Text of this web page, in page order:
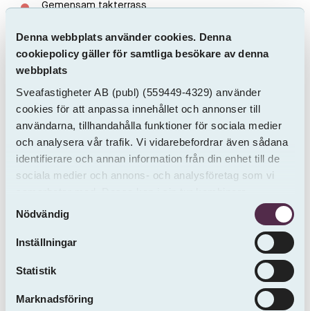
Denna webbplats använder cookies. Denna
cookiepolicy gäller för samtliga besökare av denna
webbplats
Sveafastigheter AB (publ) (559449-4329) använder
cookies för att anpassa innehållet och annonser till
användarna, tillhandahålla funktioner för sociala medier
och analysera vår trafik. Vi vidarebefordrar även sådana
identifierare och annan information från din enhet till de
sociala medier och annons- och analysföretag som vi
informationen med annan information som du har
tillhandahållit eller som de har samlat in från andra än
oss.
Samtyckesval
Nödvändig
Inställningar
Statistik
Marknadsföring
Gemensam takterrass
1 st SL-kort i 6 månader
Närområde:
Del av växande Orminge centrum
En härlig kombinationen av stadens bekvämligheter
och närheten till grönområden
Nära till kollektivtrafik
Den gemensamma innergården skapar fina